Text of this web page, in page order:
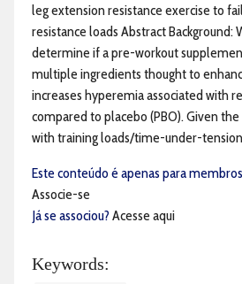
leg extension resistance exercise to
resistance loads Abstract Background:
determine if a pre-workout
multiple ingredients thought to
increases hyperemia associated with
compared to placebo (PBO). Given
with training loads/time-under-
Este conteúdo é apenas para
Associe-se
Já se associou? Acesse aqui
Keywords: